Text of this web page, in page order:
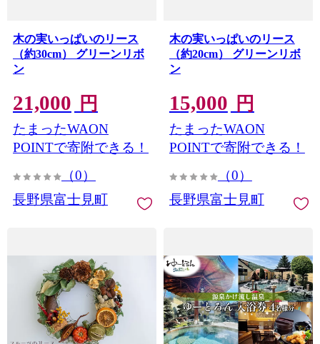
木の実いっぱいのリース
（約30cm） グリーンリボ
ン
21,000 円
たまったWAON
POINTで寄附できる！
（0）
長野県富士見町
木の実いっぱいのリース
（約20cm） グリーンリボ
ン
15,000 円
たまったWAON
POINTで寄附できる！
（0）
長野県富士見町